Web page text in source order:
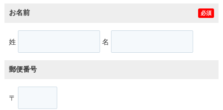
お名前 必須
姓 名
郵便番号
〒